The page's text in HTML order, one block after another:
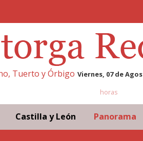
Tuerto y Órbigo Viernes, 07 de
horas
Castilla y León Panorama